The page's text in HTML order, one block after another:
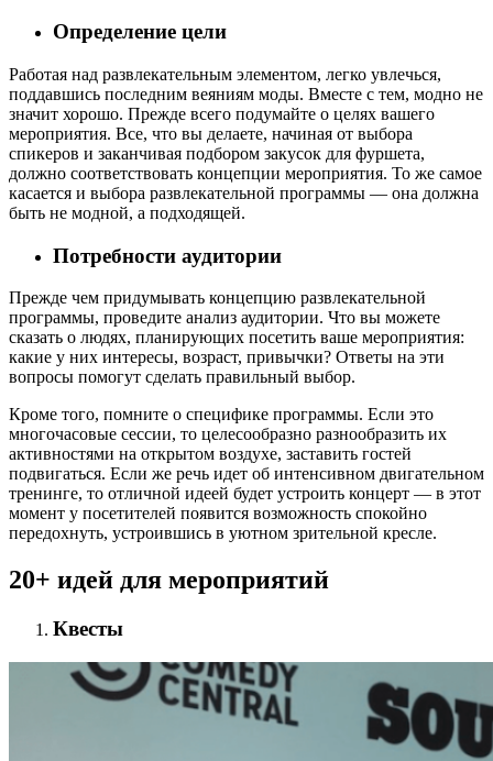
Определение цели
Работая над развлекательным элементом, легко увлечься,
поддавшись последним веяниям моды. Вместе с тем, модно не
значит хорошо. Прежде всего подумайте о целях вашего
мероприятия. Все, что вы делаете, начиная от выбора
спикеров и заканчивая подбором закусок для фуршета,
должно соответствовать концепции мероприятия. То же самое
касается и выбора развлекательной программы — она должна
быть не модной, а подходящей.
Потребности аудитории
Прежде чем придумывать концепцию развлекательной
программы, проведите анализ аудитории. Что вы можете
сказать о людях, планирующих посетить ваше мероприятия:
какие у них интересы, возраст, привычки? Ответы на эти
вопросы помогут сделать правильный выбор.
Кроме того, помните о специфике программы. Если это
многочасовые сессии, то целесообразно разнообразить их
активностями на открытом воздухе, заставить гостей
подвигаться. Если же речь идет об интенсивном двигательном
тренинге, то отличной идеей будет устроить концерт — в этот
момент у посетителей появится возможность спокойно
передохнуть, устроившись в уютном зрительной кресле.
20+ идей для мероприятий
Квесты